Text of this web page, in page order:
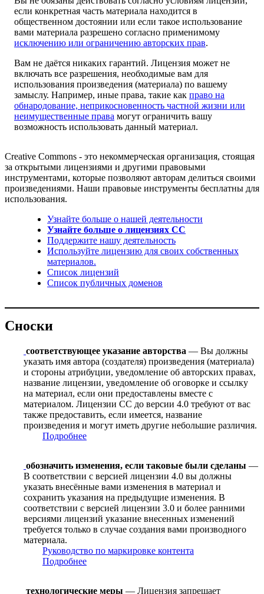
если конкретная часть материала находится в
общественном достоянии или если такое использование
вами материала разрешено согласно применимому
исключению или ограничению авторских прав.
Вам не даётся никаких гарантий. Лицензия может не
включать все разрешения, необходимые вам для
использования произведения (материала) по вашему
замыслу. Например, иные права, такие как право на
обнародование, неприкосновенность частной жизни или
неимущественные права могут ограничить вашу
возможность использовать данный материал.
Creative Commons - это некоммерческая организация, стоящая
за открытыми лицензиями и другими правовыми
инструментами, которые позволяют авторам делиться своими
произведениями. Наши правовые инструменты бесплатны для
использования.
Узнайте больше о нашей деятельности
Узнайте больше о лицензиях CC
Поддержите нашу деятельность
Используйте лицензию для своих собственных
материалов.
Список лицензий
Список публичных доменов
Сноски
соответствующее указание авторства — Вы должны
указать имя автора (создателя) произведения (материала)
и стороны атрибуции, уведомление об авторских правах,
название лицензии, уведомление об оговорке и ссылку
на материал, если они предоставлены вместе с
материалом. Лицензии CC до версии 4.0 требуют от вас
также предоставить, если имеется, название
произведения и могут иметь другие небольшие различия.
Подробнее
обозначить изменения, если таковые были сделаны —
В соответствии с версией лицензии 4.0 вы должны
указать внесённые вами изменения в материал и
сохранить указания на предыдущие изменения. В
соответствии с версией лицензии 3.0 и более ранними
версиями лицензий указание внесенных изменений
требуется только в случае создания вами производного
материала.
Руководство по маркировке контента
Подробнее
технологические меры — Лицензия запрещает